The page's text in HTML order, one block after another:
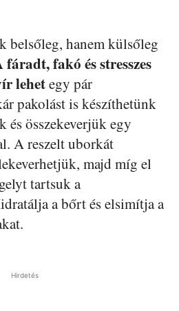
belsőleg, hanem külsőleg
fáradt, fakó és stresszes
lehetegy pár
pakolást is készíthetünk
és összekeverjük egy
A reszelt uborkát
majd míg el
tartsuk a
a bőrt és elsimítja a
Hirdetés